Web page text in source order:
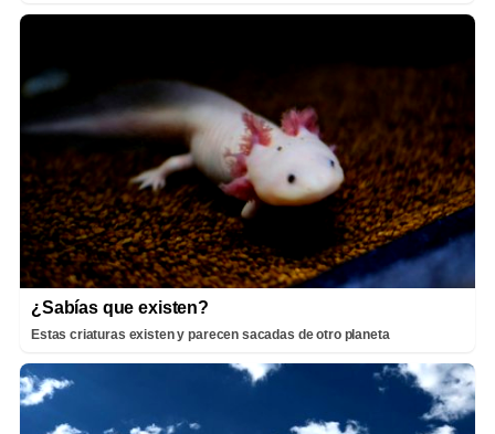
¿Sabías que existen?
Estas criaturas existen y parecen sacadas de otro planeta